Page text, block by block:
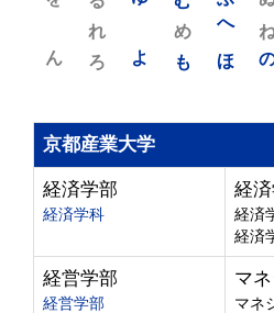
ね
の
へ
ほ
め
も
よ
れ
ろ
ん
京都産業大学
経済学部
経済学科
経
経済
経済
経営学部
経営学部
マ
マネ